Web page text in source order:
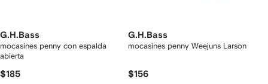
G.H.Bass
mocasines penny con espalda
abierta
$185
G.H.Bass
mocasines penny Weejuns Larson
$156